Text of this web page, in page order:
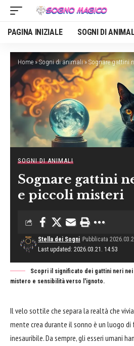
PAGINA INIZIALE SOGNI DI
Home »Sogni di animali»Sognare gattini
SOGNI DI ANIMALI
Sognare gattini
e piccoli misteri
Last updated: 2026.03.21. 14:53
Stella dei Sogni Pubblicata
Scopri il significato dei gattini neri
mistero e sensibilità verso l'ignoto.
Il velo sottile che separa la realtà che
mente crea durante il sonno è un luogo
inesauribile. Da sempre, gli esseri umani